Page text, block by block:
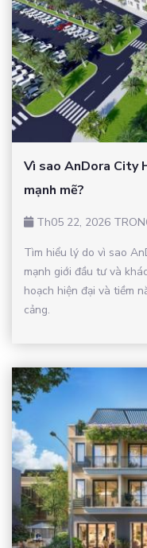
Vì sao AnDora City
mạnh mẽ?
Th05 22, 2026
Tìm hiểu lý do vì sao
mạnh giới đầu tư và
hoạch hiện đại và tiềm
cảng.